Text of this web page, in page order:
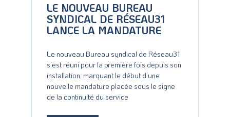
LE NOUVEAU BUREAU
SYNDICAL DE RÉSEAU31
LANCE LA MANDATURE
Le nouveau Bureau syndical de Réseau31
s’est réuni pour la première fois depuis son
installation, marquant le début d’une
nouvelle mandature placée sous le signe
de la continuité du service